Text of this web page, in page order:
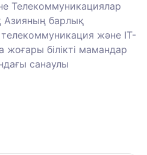
Телекоммуникациялар
Азияның барлық
және ІТ-
білікті мамандар
санаулы